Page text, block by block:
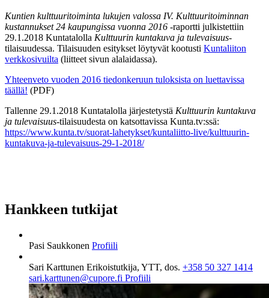
Kuntien kulttuuritoiminta lukujen valossa IV. Kulttuuritoiminnan
kustannukset 24 kaupungissa vuonna 2016 -raportti julkistettiin
29.1.2018 Kuntatalolla Kulttuurin kuntakuva ja tulevaisuus-
tilaisuudessa. Tilaisuuden esitykset löytyvät kootusti Kuntaliiton
verkkosivuilta (liitteet sivun alalaidassa).
Yhteenveto vuoden 2016 tiedonkeruun tuloksista on luettavissa
täällä! (PDF)
Tallenne 29.1.2018 Kuntatalolla järjestetystä Kulttuurin kuntakuva
ja tulevaisuus-tilaisuudesta on katsottavissa Kunta.tv:ssä:
https://www.kunta.tv/suorat-lahetykset/kuntaliitto-live/kulttuurin-
kuntakuva-ja-tulevaisuus-29-1-2018/
Hankkeen tutkijat
Pasi Saukkonen Profiili
Sari Karttunen Erikoistutkija, YTT, dos. +358 50 327 1414
sari.karttunen@cupore.fi Profiili